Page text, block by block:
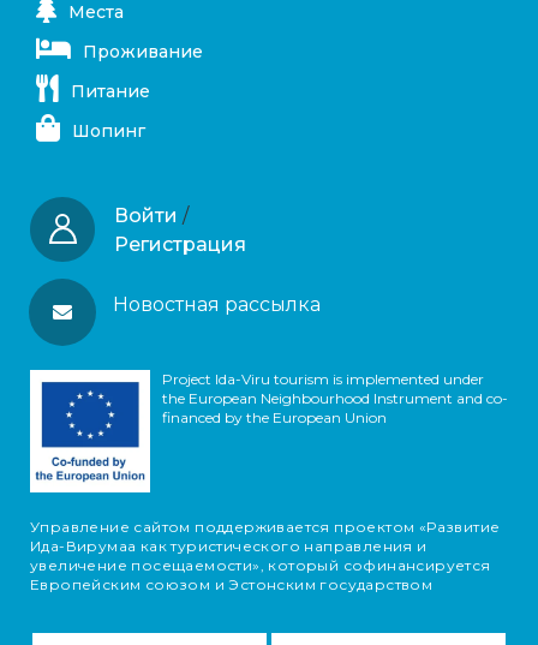
Места
Проживание
Питание
Шопинг
Войти /
Регистрация
Новостная рассылка
Project Ida-Viru tourism is implemented under
the European Neighbourhood Instrument and co-
financed by the European Union
Управление сайтом поддерживается проектом «Развитие
Ида-Вирумаа как туристического направления и
увеличение посещаемости», который софинансируется
Европейским союзом и Эстонским государством